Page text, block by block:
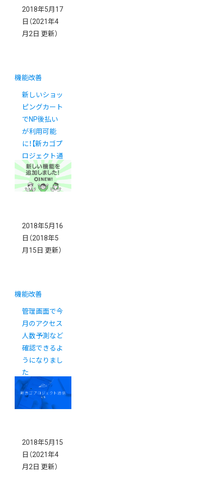
2018年5月17
日 （2021年4
月2日 更新）
機能改善
新しいショッ
ピングカート
でNP後払い
が利用可能
に！【新カゴプ
ロジェクト通
信 Vol.12】
2018年5月16
日 （2018年5
月15日 更新）
機能改善
管理画面で今
月のアクセス
人数予測など
確認できるよ
うになりまし
た
2018年5月15
日 （2021年4
月2日 更新）